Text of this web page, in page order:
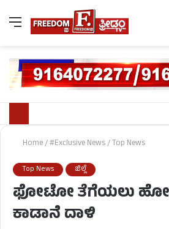
Home/#Exclusive News/Top News
Top News ಜಿಲ್ಲೆ
ಫೋಟೋ ತೆಗೆಯಲು
ಕಾಡಾನೆ ದಾಳಿ